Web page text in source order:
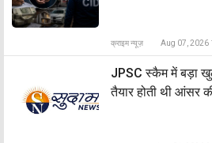
क्राइम न्यूज़ Aug 07, 2026
JPSC स्कैम में बड़ा
तैयार होती थी आंसर